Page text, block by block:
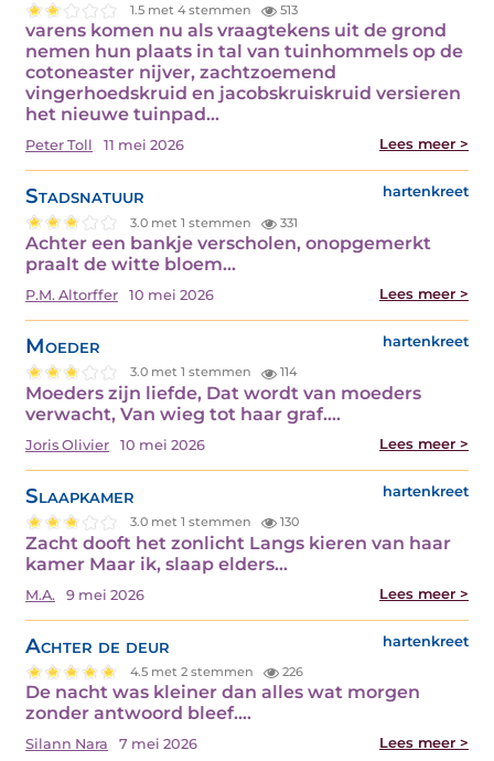
1.5 met 4 stemmen 513
varens komen nu als vraagtekens uit de grond
nemen hun plaats in tal van tuinhommels op de
cotoneaster nijver, zachtzoemend
vingerhoedskruid en jacobskruiskruid versieren
het nieuwe tuinpad…
Peter Toll 11 mei 2026 Lees meer >
Stadsnatuur hartenkreet
3.0 met 1 stemmen 331
Achter een bankje verscholen, onopgemerkt
praalt de witte bloem…
P.M. Altorffer 10 mei 2026 Lees meer >
Moeder hartenkreet
3.0 met 1 stemmen 114
Moeders zijn liefde, Dat wordt van moeders
verwacht, Van wieg tot haar graf.…
Joris Olivier 10 mei 2026 Lees meer >
Slaapkamer hartenkreet
3.0 met 1 stemmen 130
Zacht dooft het zonlicht Langs kieren van haar
kamer Maar ik, slaap elders…
M.A. 9 mei 2026 Lees meer >
Achter de deur hartenkreet
4.5 met 2 stemmen 226
De nacht was kleiner dan alles wat morgen
zonder antwoord bleef.…
Silann Nara 7 mei 2026 Lees meer >